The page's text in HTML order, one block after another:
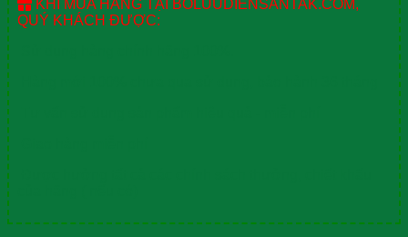
KHI MUA HÀNG TẠI BOLUUDIENSANTAK.COM,
QUÝ KHÁCH ĐƯỢC: